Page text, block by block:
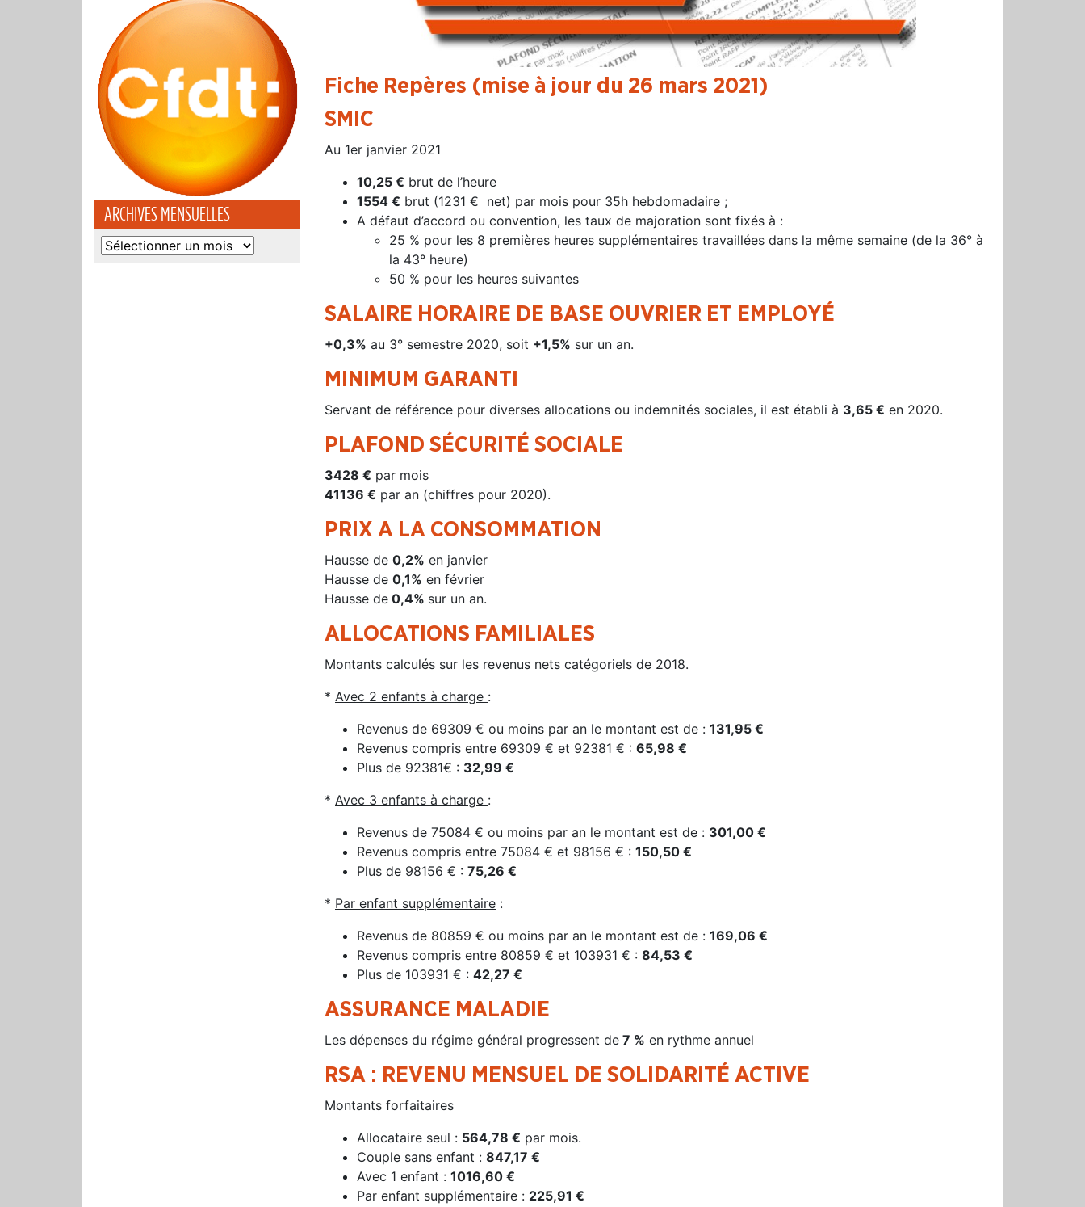
ARCHIVES MENSUELLES
Archives
Fiche Repères (mise à jour du 26 mars 2021)
SMIC
Au 1er janvier 2021
10,25 € brut de l’heure
1554 € brut (1231 € net) par mois pour 35h hebdomadaire ;
A défaut d’accord ou convention, les taux de majoration sont fixés à :
25 % pour les 8 premières heures supplémentaires travaillées dans la même semaine (de la 36° à
la 43° heure)
50 % pour les heures suivantes
SALAIRE HORAIRE DE BASE OUVRIER ET EMPLOYÉ
+0,3% au 3° semestre 2020, soit +1,5% sur un an.
MINIMUM GARANTI
Servant de référence pour diverses allocations ou indemnités sociales, il est établi à 3,65 € en 2020.
PLAFOND SÉCURITÉ SOCIALE
3428 € par mois
41136 € par an (chiffres pour 2020).
PRIX A LA CONSOMMATION
Hausse de 0,2% en janvier
Hausse de 0,1% en février
Hausse de 0,4% sur un an.
ALLOCATIONS FAMILIALES
Montants calculés sur les revenus nets catégoriels de 2018.
* Avec 2 enfants à charge :
Revenus de 69309 € ou moins par an le montant est de : 131,95 €
Revenus compris entre 69309 € et 92381 € : 65,98 €
Plus de 92381€ : 32,99 €
* Avec 3 enfants à charge :
Revenus de 75084 € ou moins par an le montant est de : 301,00 €
Revenus compris entre 75084 € et 98156 € : 150,50 €
Plus de 98156 € : 75,26 €
* Par enfant supplémentaire :
Revenus de 80859 € ou moins par an le montant est de : 169,06 €
Revenus compris entre 80859 € et 103931 € : 84,53 €
Plus de 103931 € : 42,27 €
ASSURANCE MALADIE
Les dépenses du régime général progressent de 7 % en rythme annuel
RSA : REVENU MENSUEL DE SOLIDARITÉ ACTIVE
Montants forfaitaires
Allocataire seul : 564,78 € par mois.
Couple sans enfant : 847,17 €
Avec 1 enfant : 1016,60 €
Par enfant supplémentaire : 225,91 €